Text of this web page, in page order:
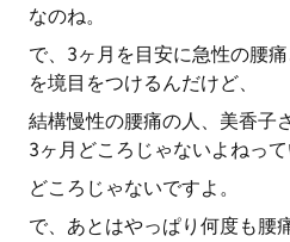
なのね。
で、3ヶ月を目安に急性の腰
を境目をつけるんだけど、
結構慢性の腰痛の人、美香子
3ヶ月どころじゃないよねって
どころじゃないですよ。
で、あとはやっぱり何度も腰